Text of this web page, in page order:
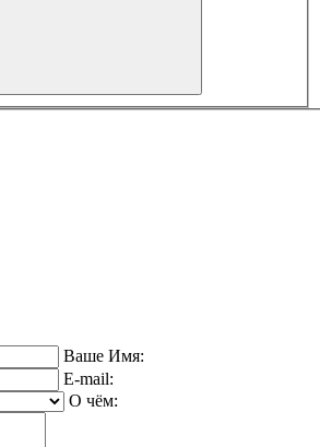
Ваше Имя:
E-mail:
О чём: